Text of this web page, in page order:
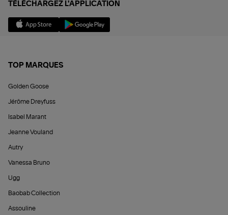
TÉLÉCHARGEZ L'APPLICATION
TOP MARQUES
Golden Goose
Jérôme Dreyfuss
Isabel Marant
Jeanne Vouland
Autry
Vanessa Bruno
Ugg
Baobab Collection
Assouline